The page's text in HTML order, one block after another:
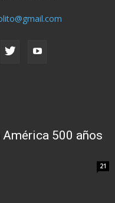
500 años
21